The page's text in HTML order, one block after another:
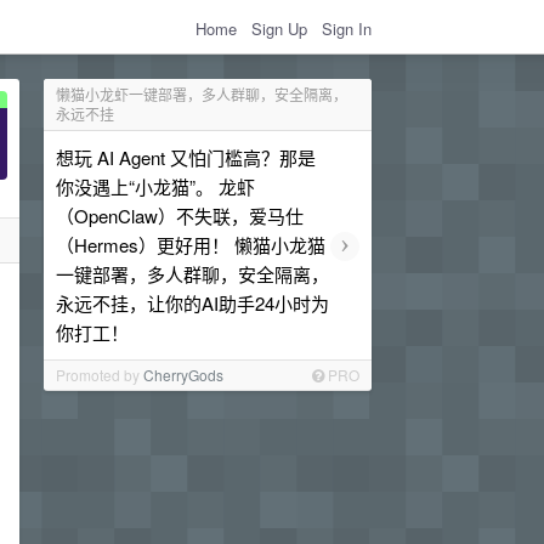
Home Sign Up Sign In
懒猫小龙虾一键部署，多人群聊，安全隔离，
永远不挂
想玩 AI Agent 又怕门槛高？那是
你没遇上“小龙猫”。 龙虾
（OpenClaw）不失联，爱马仕
（Hermes）更好用！ 懒猫小龙猫
一键部署，多人群聊，安全隔离，
永远不挂，让你的AI助手24小时为
你打工！
›
Promoted byCherryGods PRO